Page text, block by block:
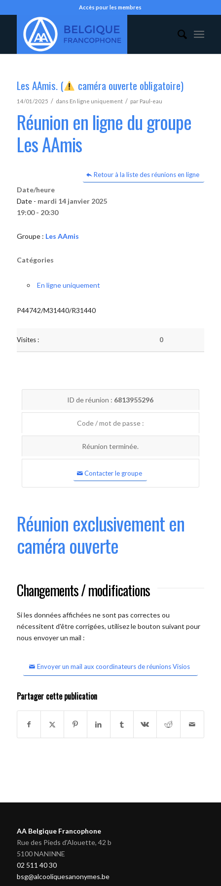
Accès pour les membres
Les AAmis. ( caméra ouverte obligatoire)
14/01/2025 / dans En ligne uniquement / par Paul-eau
Réunion en ligne du groupe
Les AAmis
Retour à la liste des réunions en ligne
Date/heure
Date - mardi 14 janvier 2025
19:00 - 20:30
Groupe : Les AAmis
Catégories
En ligne uniquement
P44742/M31440/R31440
Visites : 0
ID de réunion : 6813955296
Code / mot de passe :
Réunion terminée.
Contacter le groupe
Réunion exclusivement en
caméra ouverte
Changements / modifications
Si les données affichées ne sont pas correctes ou
nécessitent d'être corrigées, utilisez le bouton suivant pour
nous envoyer un mail :
Envoyer un mail aux coordinateurs de réunions Visios
Partager cette publication
AA Belgique Francophone
Rue des Pieds d'Alouette, 42 b
5100 NANINNE
02 511 40 30
bsg@alcooliquesanonymes.be